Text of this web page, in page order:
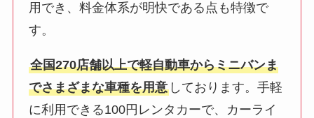
用でき、料金体系が明快である点も特徴で
す。
全国270店舗以上で軽自動車からミニバンま
でさまざまな車種を用意 しております。手軽
に利用できる100円レンタカーで、カーライ